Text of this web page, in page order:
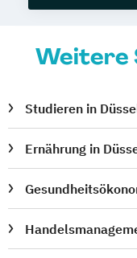
Weitere
Studieren in
Ernährung in